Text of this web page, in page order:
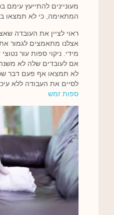
מעוניינים להתייעץ
המתאימה, כי לא תמצאו
ראוי לציין את העובדה
אצלנו מתאמצים לגמור
מידי. ניקוי ספות עור
אם לעובדים שלה לא
לא תמצאו אף פעם דבר
לסיים את העבודה ללא
ספות זמש